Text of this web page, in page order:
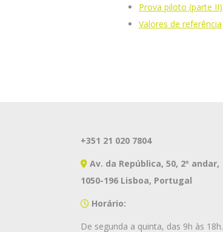
Prova piloto (parte II)
Valores de referência
+351 21 020 7804
Av. da República, 50, 2º andar,
1050-196 Lisboa, Portugal
Horário:
De segunda a quinta, das 9h às 18h.